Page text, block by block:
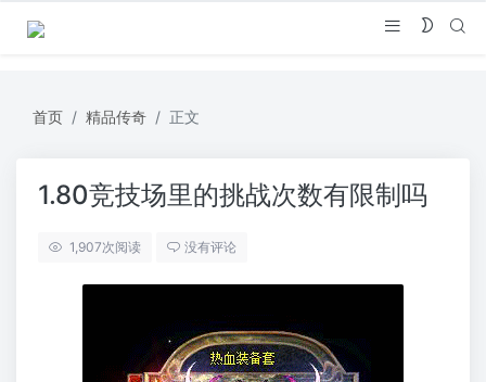
首页 精品传奇 正文
1.80竞技场里的挑战次数有限制吗
1,907次阅读 没有评论